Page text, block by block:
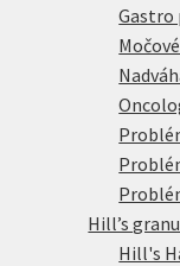
Gastro
Hill’s
Hill's